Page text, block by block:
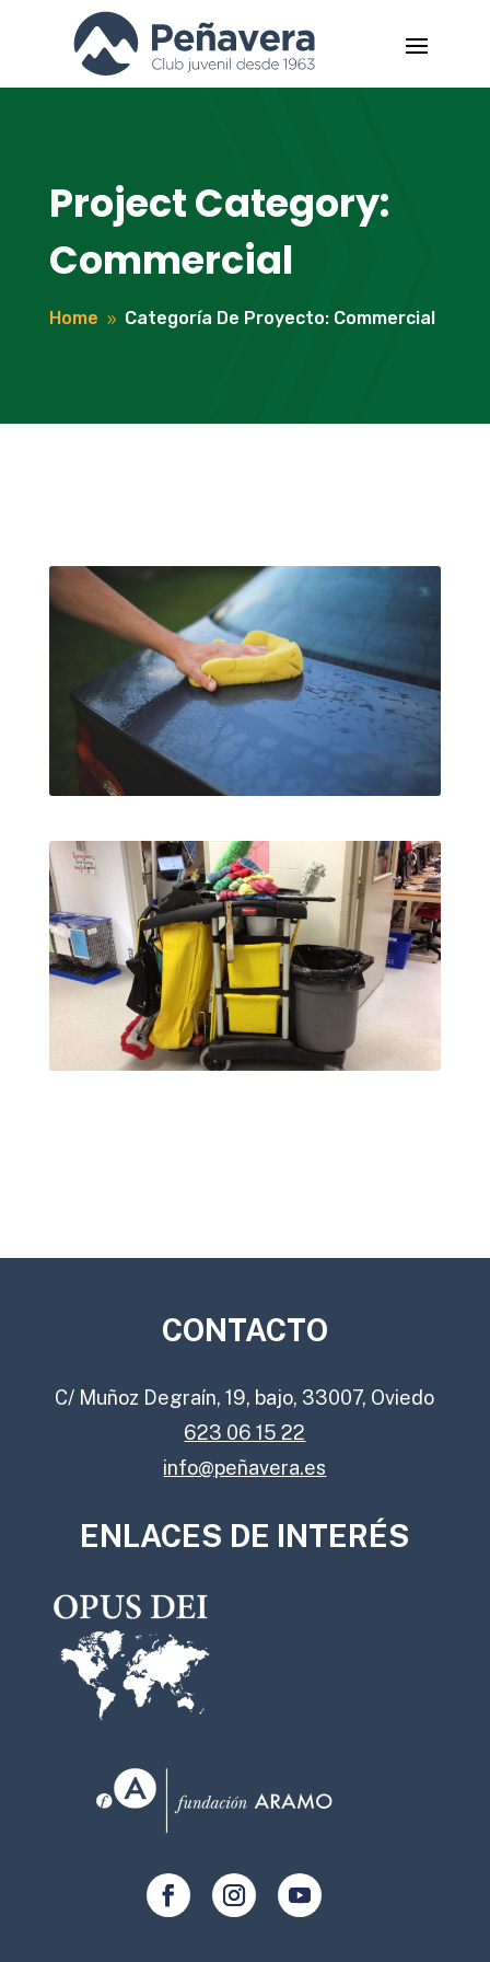
Project Category:
Commercial
Home 9 Categoría De Proyecto: Commercial
CONTACTO
C/ Muñoz Degraín, 19, bajo, 33007, Oviedo
623 06 15 22
info@peñavera.es
ENLACES DE INTERÉS